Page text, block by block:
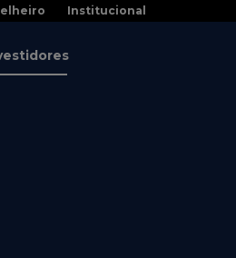
Institucional